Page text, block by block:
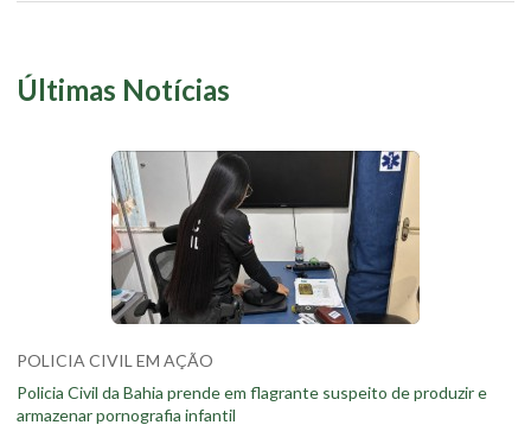
Últimas Notícias
POLICIA CIVIL EM AÇÃO
Policia Civil da Bahia prende em flagrante suspeito de produzir e
armazenar pornografia infantil